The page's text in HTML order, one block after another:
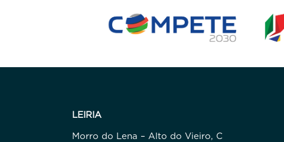
LEIRIA
Morro do Lena – Alto do Vieiro, C